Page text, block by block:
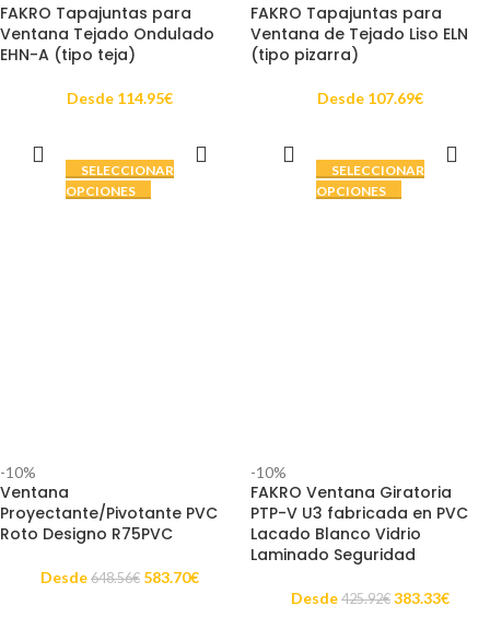
FAKRO Tapajuntas para
Ventana Tejado Ondulado
EHN-A (tipo teja)
Desde 114.95€
SELECCIONAR
OPCIONES
FAKRO Tapajuntas para
Ventana de Tejado Liso ELN
(tipo pizarra)
Desde 107.69€
SELECCIONAR
OPCIONES
-10%
Ventana
Proyectante/Pivotante PVC
Roto Designo R75PVC
Desde 648.56€ 583.70€
-10%
FAKRO Ventana Giratoria
PTP-V U3 fabricada en PVC
Lacado Blanco Vidrio
Laminado Seguridad
Desde 425.92€ 383.33€